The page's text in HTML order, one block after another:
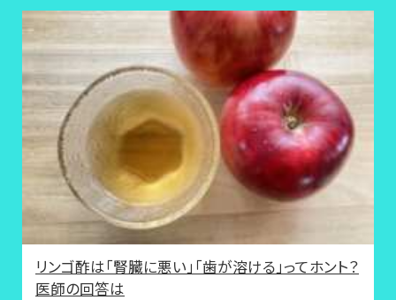
リンゴ酢は「腎臓に悪い」「歯が溶ける」ってホント？
医師の回答は